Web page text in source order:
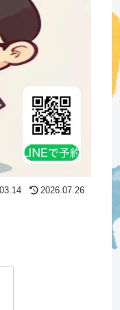
2026.07.26